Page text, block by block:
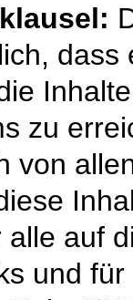
zu
von
alle auf
und